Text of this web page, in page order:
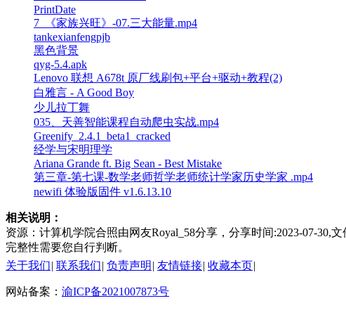
PrintDate
7_《家族兴旺》-07.三大能量.mp4
tankexianfengpjb
黑色背景
qyg-5.4.apk
Lenovo 联想 A678t 原厂线刷包+平台+驱动+教程(2)
白雅言 - A Good Boy
少儿拉丁舞
035、天善智能课程自动爬虫实战.mp4
Greenify_2.4.1_beta1_cracked
经学与宋明理学
Ariana Grande ft. Big Sean - Best Mistake
第三章-第七课-数学老师哲学老师统计学家历史学家 .mp4
newifi 体验版固件 v1.6.13.10
相关说明：
资源：计算机学院合照由网友Royal_58分享，分享时间:2023-07-
完整性需要您自行判断。
关于我们| 联系我们| 负责声明 | 友情链接| 收藏本页|
网站备案： 渝ICP备2021007873号